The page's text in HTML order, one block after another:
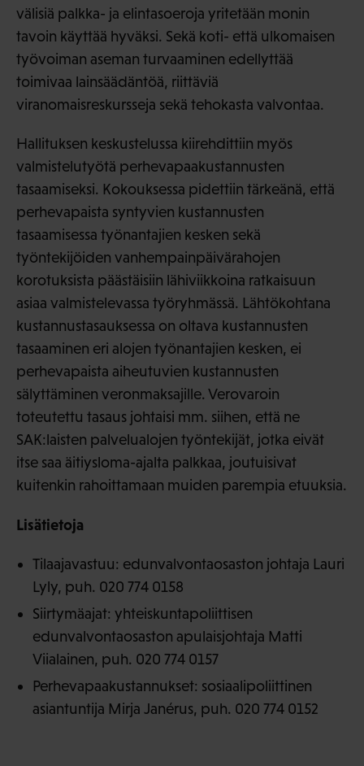
välisiä palkka- ja elintasoeroja yritetään monin
tavoin käyttää hyväksi. Sekä koti- että ulkomaisen
työvoiman aseman turvaaminen edellyttää
toimivaa lainsäädäntöä, riittäviä
viranomaisreskursseja sekä tehokasta valvontaa.
Hallituksen keskustelussa kiirehdittiin myös
valmistelutyötä perhevapaakustannusten
tasaamiseksi. Kokouksessa pidettiin tärkeänä, että
perhevapaista syntyvien kustannusten
tasaamisessa työnantajien kesken sekä
työntekijöiden vanhempainpäivärahojen
korotuksista päästäisiin lähiviikkoina ratkaisuun
asiaa valmistelevassa työryhmässä. Lähtökohtana
kustannustasauksessa on oltava kustannusten
tasaaminen eri alojen työnantajien kesken, ei
perhevapaista aiheutuvien kustannusten
sälyttäminen veronmaksajille. Verovaroin
toteutettu tasaus johtaisi mm. siihen, että ne
SAK:laisten palvelualojen työntekijät, jotka eivät
itse saa äitiysloma-ajalta palkkaa, joutuisivat
kuitenkin rahoittamaan muiden parempia etuuksia.
Lisätietoja
Tilaajavastuu: edunvalvontaosaston johtaja Lauri
Lyly, puh. 020 774 0158
Siirtymäajat: yhteiskuntapoliittisen
edunvalvontaosaston apulaisjohtaja Matti
Viialainen, puh. 020 774 0157
Perhevapaakustannukset: sosiaalipoliittinen
asiantuntija Mirja Janérus, puh. 020 774 0152